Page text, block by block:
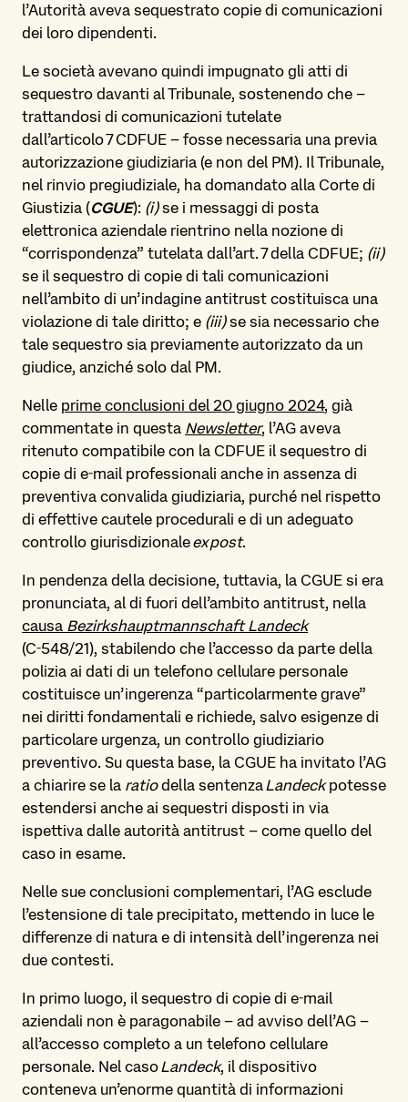
l’Autorità aveva sequestrato copie di comunicazioni
dei loro dipendenti.
Le società avevano quindi impugnato gli atti di
sequestro davanti al Tribunale, sostenendo che –
trattandosi di comunicazioni tutelate
dall’articolo 7 CDFUE – fosse necessaria una previa
autorizzazione giudiziaria (e non del PM). Il Tribunale,
nel rinvio pregiudiziale, ha domandato alla Corte di
Giustizia (CGUE): (i)se i messaggi di posta
elettronica aziendale rientrino nella nozione di
“corrispondenza” tutelata dall’art. 7 della CDFUE; (ii)
se il sequestro di copie di tali comunicazioni
nell’ambito di un’indagine antitrust costituisca una
violazione di tale diritto; e (iii)se sia necessario che
tale sequestro sia previamente autorizzato da un
giudice, anziché solo dal PM.
Nelle prime conclusioni del 20 giugno 2024, già
commentate in questa Newsletter, l’AG aveva
ritenuto compatibile con la CDFUE il sequestro di
copie di e‑mail professionali anche in assenza di
preventiva convalida giudiziaria, purché nel rispetto
di effettive cautele procedurali e di un adeguato
controllo giurisdizionaleex post.
In pendenza della decisione, tuttavia, la CGUE si era
pronunciata, al di fuori dell’ambito antitrust, nella
causa Bezirkshauptmannschaft Landeck
(C‑548/21), stabilendo che l’accesso da parte della
polizia ai dati di un telefono cellulare personale
costituisce un’ingerenza “particolarmente grave”
nei diritti fondamentali e richiede, salvo esigenze di
particolare urgenza, un controllo giudiziario
preventivo. Su questa base, la CGUE ha invitato l’AG
a chiarire se la ratiodella sentenzaLandeckpotesse
estendersi anche ai sequestri disposti in via
ispettiva dalle autorità antitrust – come quello del
caso in esame.
Nelle sue conclusioni complementari, l’AG esclude
l’estensione di tale precipitato, mettendo in luce le
differenze di natura e di intensità dell’ingerenza nei
due contesti.
In primo luogo, il sequestro di copie di e‑mail
aziendali non è paragonabile – ad avviso dell’AG –
all’accesso completo a un telefono cellulare
personale. Nel casoLandeck, il dispositivo
conteneva un’enorme quantità di informazioni